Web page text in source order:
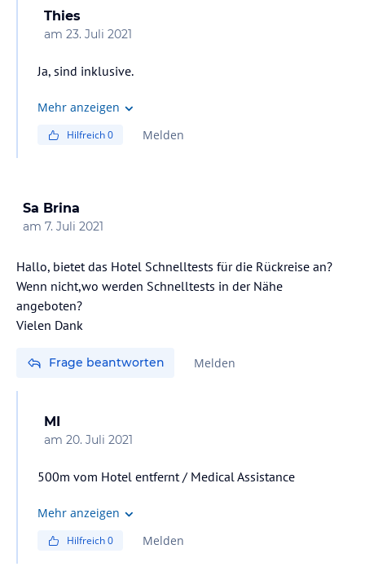
Thies
am 23. Juli 2021
Ja, sind inklusive.
Mehr anzeigen
Hilfreich0 Melden
Sa Brina
am 7. Juli 2021
Hallo, bietet das Hotel Schnelltests für die Rückreise an?
Wenn nicht,wo werden Schnelltests in der Nähe
angeboten?
Vielen Dank
Frage beantworten Melden
MI
am 20. Juli 2021
500m vom Hotel entfernt / Medical Assistance
Mehr anzeigen
Hilfreich0 Melden